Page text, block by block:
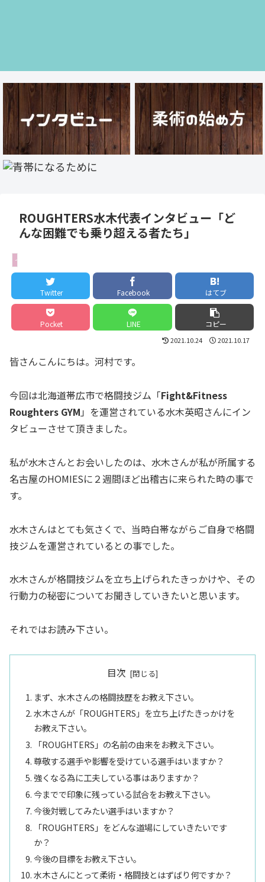
ROUGHTERS水木代表インタビュー「ど
んな困難でも乗り超える者たち」
インタビュー
Twitter Facebook はてブ
Pocket LINE コピー
2021.10.24 2021.10.17
皆さんこんにちは。河村です。
今回は北海道帯広市で格闘技ジム「Fight&Fitness
Roughters GYM 」を運営されている水木英昭さんにイン
タビューさせて頂きました。
私が水木さんとお会いしたのは、水木さんが私が所属する
名古屋のHOMIESに２週間ほど出稽古に来られた時の事で
す。
水木さんはとても気さくで、当時白帯ながらご自身で格闘
技ジムを運営されているとの事でした。
水木さんが格闘技ジムを立ち上げられたきっかけや、その
行動力の秘密についてお聞きしていきたいと思います。
それではお読み下さい。
目次
まず、水木さんの格闘技歴をお教え下さい。
水木さんが「ROUGHTERS」を立ち上げたきっかけを
お教え下さい。
「ROUGHTERS」の名前の由来をお教え下さい。
尊敬する選手や影響を受けている選手はいますか？
強くなる為に工夫している事はありますか？
今までで印象に残っている試合をお教え下さい。
今後対戦してみたい選手はいますか？
「ROUGHTERS」をどんな道場にしていきたいです
か？
今後の目標をお教え下さい。
水木さんにとって柔術・格闘技とはずばり何ですか？